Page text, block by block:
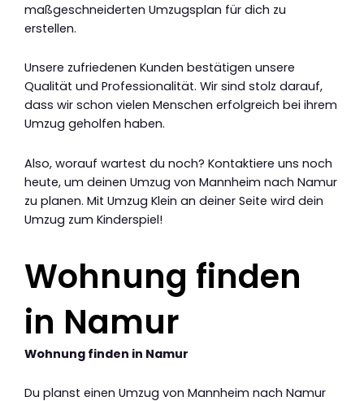
maßgeschneiderten Umzugsplan für dich zu
erstellen.
Unsere zufriedenen Kunden bestätigen unsere
Qualität und Professionalität. Wir sind stolz darauf,
dass wir schon vielen Menschen erfolgreich bei ihrem
Umzug geholfen haben.
Also, worauf wartest du noch? Kontaktiere uns noch
heute, um deinen Umzug von Mannheim nach Namur
zu planen. Mit Umzug Klein an deiner Seite wird dein
Umzug zum Kinderspiel!
Wohnung finden
in Namur
Wohnung finden in Namur
Du planst einen Umzug von Mannheim nach Namur